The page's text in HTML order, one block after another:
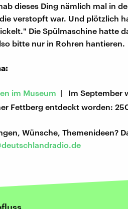
dieses Ding nämlich mal in
verstopft war. Und plötzlich
Die Spülmaschine hatte
bitte nur in Rohren hantieren.
im Museum | Im September
Fettberg entdeckt worden:
Wünsche, Themenideen?